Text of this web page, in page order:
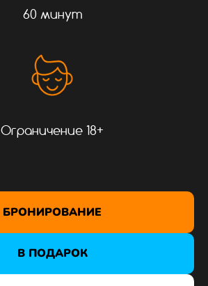
60 минут
Ограничение 18+
БРОНИРОВАНИЕ
В ПОДАРОК